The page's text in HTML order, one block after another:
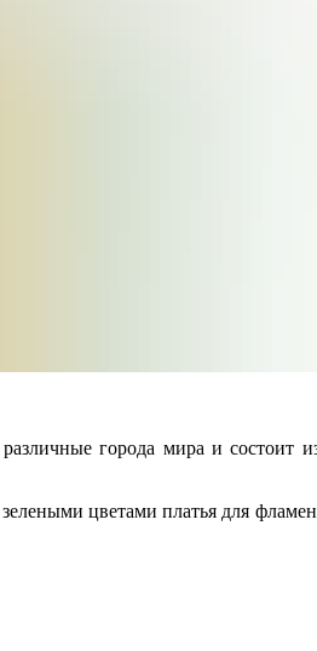
города мира и состоит
цветами платья для